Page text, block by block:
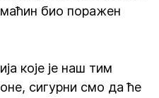
био поражен
које је наш тим
сигурни смо да ће